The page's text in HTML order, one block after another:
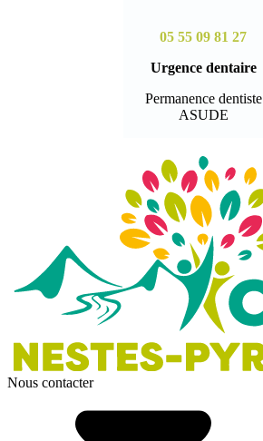
05 55 09 81 27
Urgence dentaire
Permanence dentiste
ASUDE
Nous contacter